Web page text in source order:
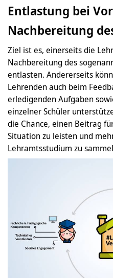
Entlastung bei
Nachbereitung
Ziel ist es, einerseits die
Nachbereitung des
entlasten. Andererseits
Lehrenden auch beim
erledigenden Aufgaben
einzelner Schüler
die Chance, einen Beitrag
Situation zu leisten und
Lehramtsstudium zu